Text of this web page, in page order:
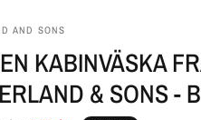
AND SONS
KABINVÄSKA
& SONS -